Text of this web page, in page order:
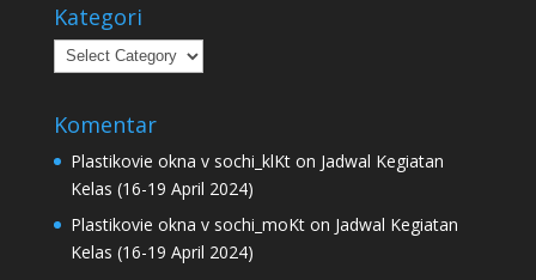
Kategori
Kategori
Komentar
Plastikovie okna v sochi_klKton Jadwal Kegiatan
Kelas (16-19 April 2024)
Plastikovie okna v sochi_moKton Jadwal Kegiatan
Kelas (16-19 April 2024)